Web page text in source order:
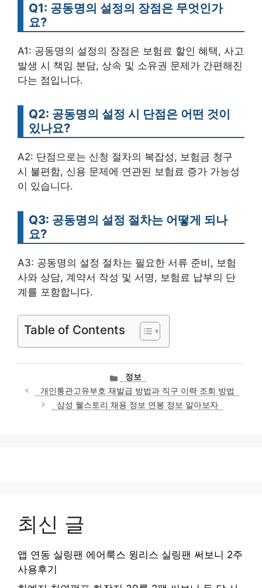
Q1: 공동명의 설정의 장점은 무엇인가
요?
A1: 공동명의 설정의 장점은 보험료 할인 혜택, 사고
발생 시 책임 분담, 상속 및 소유권 문제가 간편해진
다는 점입니다.
Q2: 공동명의 설정 시 단점은 어떤 것이
있나요?
A2: 단점으로는 신청 절차의 복잡성, 보험금 청구
시 불편함, 신용 문제에 연관된 보험료 증가 가능성
이 있습니다.
Q3: 공동명의 설정 절차는 어떻게 되나
요?
A3: 공동명의 설정 절차는 필요한 서류 준비, 보험
사와 상담, 계약서 작성 및 서명, 보험료 납부의 단
계를 포함합니다.
Table of Contents
카
테
고
리
정보
개인통관고유부호 재발급 방법과 직구 이력 조회 방법
삼성 웰스토리 채용 정보 연봉 정보 알아보자
최신 글
앱 연동 실링팬 에어룩스 윙리스 실링팬 써보니 2주
사용후기